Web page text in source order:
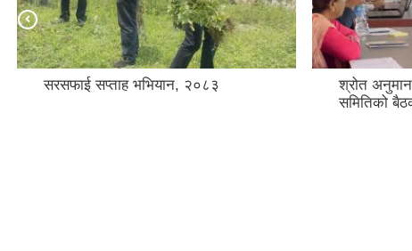
सरसफाई सप्ताह भभियान, २०८३
श्रोत अनुमान
समितिको